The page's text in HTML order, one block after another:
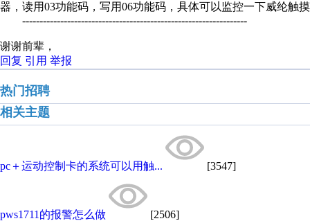
器，读用03功能码，写用06功能码，具体可以监控一下威纶触
-----------------------------------------------------------------
谢谢前辈，
回复 引用 举报
热门招聘
相关主题
pc＋运动控制卡的系统可以用触... [3547]
pws1711的报警怎么做 [2506]